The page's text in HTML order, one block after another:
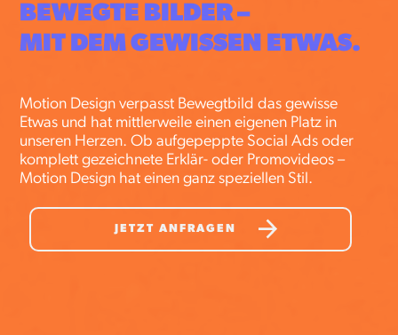
BEWEGTE BILDER –
MIT DEM GEWISSEN ETWAS.
Motion Design verpasst Bewegtbild das gewisse
Etwas und hat mittlerweile einen eigenen Platz in
unseren Herzen. Ob aufgepeppte Social Ads oder
komplett gezeichnete Erklär- oder Promovideos –
Motion Design hat einen ganz speziellen Stil.
JETZT ANFRAGEN